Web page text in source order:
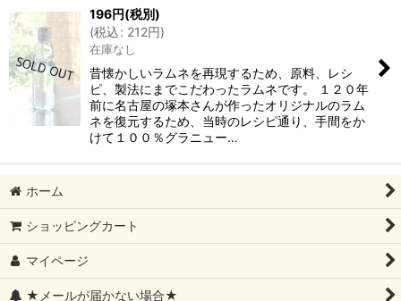
196円(税別)
(税込: 212円)
在庫なし
昔懐かしいラムネを再現するため、原料、レシ
ピ、製法にまでこだわったラムネです。 １２０年
前に名古屋の塚本さんが作ったオリジナルのラム
ネを復元するため、当時のレシピ通り、手間をか
けて１００％グラニュー…
ホーム
ショッピングカート
マイページ
★メールが届かない場合★